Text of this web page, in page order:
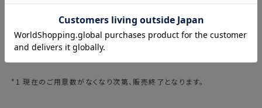
プオイルを配合し、より肌なじみの良いつけ心地へとリニュー
アルして登場します。
*1 現在のご用意数がなくなり次第、販売終了となります。